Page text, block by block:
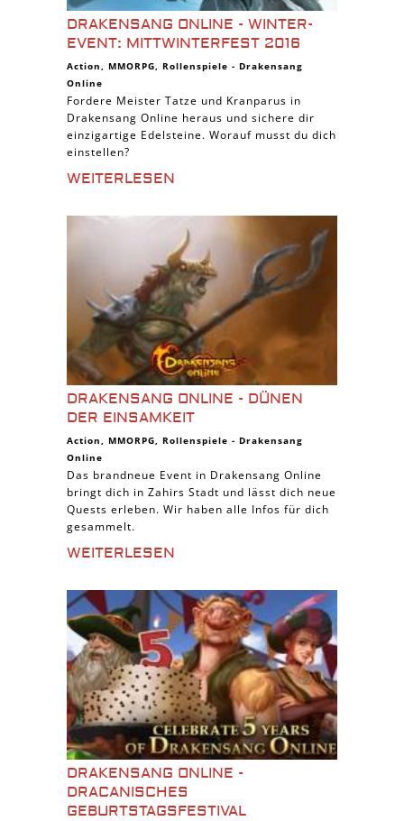
DRAKENSANG ONLINE - WINTER-
EVENT: MITTWINTERFEST 2016
Action, MMORPG, Rollenspiele - Drakensang
Online
Fordere Meister Tatze und Kranparus in
Drakensang Online heraus und sichere dir
einzigartige Edelsteine. Worauf musst du dich
einstellen?
WEITERLESEN
DRAKENSANG ONLINE - DÜNEN
DER EINSAMKEIT
Action, MMORPG, Rollenspiele - Drakensang
Online
Das brandneue Event in Drakensang Online
bringt dich in Zahirs Stadt und lässt dich neue
Quests erleben. Wir haben alle Infos für dich
gesammelt.
WEITERLESEN
DRAKENSANG ONLINE -
DRACANISCHES
GEBURTSTAGSFESTIVAL